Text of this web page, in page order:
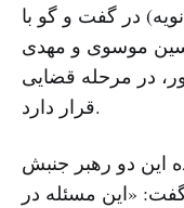
روز چهارشنبه ۱۸ دی (۸ ژانویه) در گفت و گو با
موسوی و مهدی
در مرحله قضایی
قرار دارد.
این دو رهبر جنبش
«این مسئله در